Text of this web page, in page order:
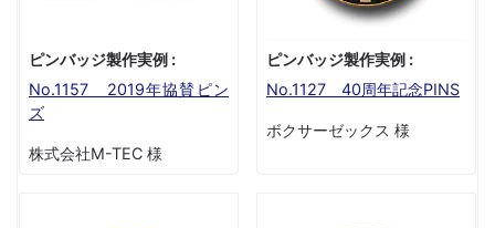
ピンバッジ製作実例 :
No.1157 2019年協賛ピン
ズ
株式会社M-TEC 様
ピンバッジ製作実例 :
No.1127 40周年記念PINS
ボクサーゼックス 様